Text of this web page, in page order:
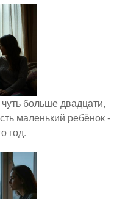
больше двадцати,
маленький ребёнок -
год.